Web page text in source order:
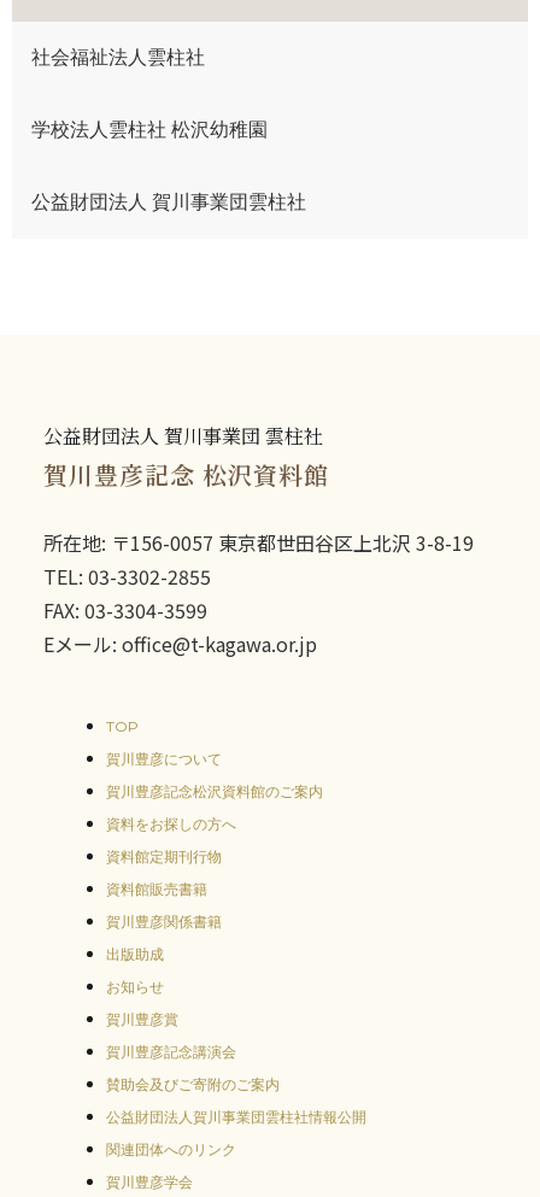
社会福祉法人雲柱社
学校法人雲柱社 松沢幼稚園
公益財団法人 賀川事業団雲柱社
公益財団法人 賀川事業団 雲柱社
賀川豊彦記念 松沢資料館
所在地: 〒156-0057 東京都世田谷区上北沢 3-8-19
TEL: 03-3302-2855
FAX: 03-3304-3599
Eメール: office@t-kagawa.or.jp
TOP
賀川豊彦について
賀川豊彦記念松沢資料館のご案内
資料をお探しの方へ
資料館定期刊行物
資料館販売書籍
賀川豊彦関係書籍
出版助成
お知らせ
賀川豊彦賞
賀川豊彦記念講演会
賛助会及びご寄附のご案内
公益財団法人賀川事業団雲柱社情報公開
関連団体へのリンク
賀川豊彦学会